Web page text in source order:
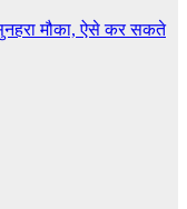
मौका, ऐसे कर सकते